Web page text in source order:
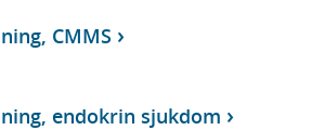
CMMS
endokrin sjukdom